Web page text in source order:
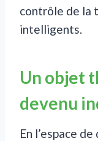
contrôle de la
intelligents.
Un objet
devenu
En l’espace